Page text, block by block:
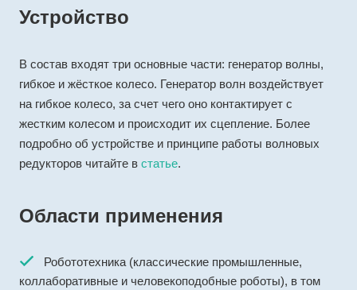
Устройство
В состав входят три основные части: генератор волны,
гибкое и жёсткое колесо. Генератор волн воздействует
на гибкое колесо, за счет чего оно контактирует с
жестким колесом и происходит их сцепление. Более
подробно об устройстве и принципе работы волновых
редукторов читайте в статье.
Области применения
Робототехника (классические промышленные,
коллаборативные и человекоподобные роботы), в том